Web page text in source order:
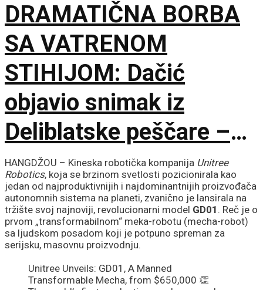
DRAMATIČNA BORBA
SA VATRENOM
STIHIJOM: Dačić
objavio snimak iz
Deliblatske peščare –
ubačena i tri helikoptera
HANGDŽOU – Kineska robotička kompanija Unitree
Robotics, koja se brzinom svetlosti pozicionirala kao
jedan od najproduktivnijih i najdominantnijih proizvođača
autonomnih sistema na planeti, zvanično je lansirala na
tržište svoj najnoviji, revolucionarni model GD01 . Reč je o
prvom „transformabilnom“ meka-robotu (mecha-robot)
sa ljudskom posadom koji je potpuno spreman za
serijsku, masovnu proizvodnju.
Unitree Unveils: GD01, A Manned
Transformable Mecha, from $650,000 👏